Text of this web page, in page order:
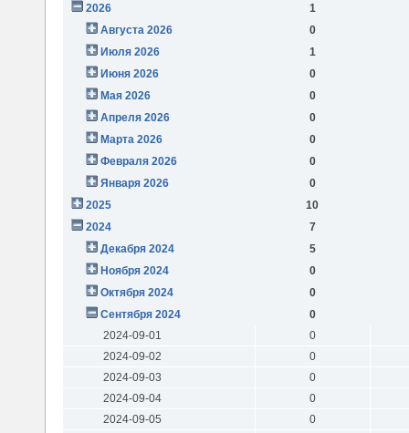
2026
1
Августа 2026
0
Июля 2026
1
Июня 2026
0
Мая 2026
0
Апреля 2026
0
Марта 2026
0
Февраля 2026
0
Января 2026
0
2025
10
2024
7
Декабря 2024
5
Ноября 2024
0
Октября 2024
0
Сентября 2024
0
2024-09-01
0
2024-09-02
0
2024-09-03
0
2024-09-04
0
2024-09-05
0